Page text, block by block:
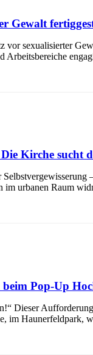
Gewalt
vor sexualisierter
Kirche sucht
urbanen Raum
Pop-Up
Dieser
im